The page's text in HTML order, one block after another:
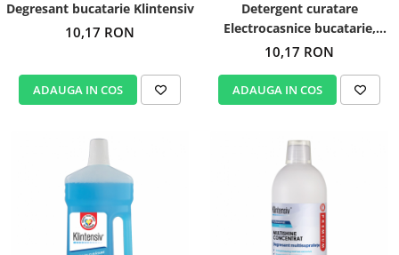
Degresant bucatarie Klintensiv
10,17 RON
ADAUGA IN COS
Detergent curatare
Electrocasnice bucatarie,
Klintensiv
10,17 RON
ADAUGA IN COS